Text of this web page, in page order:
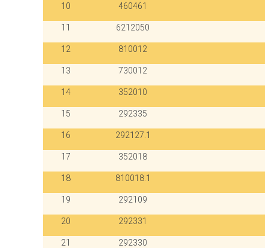
10 460461
11 6212050
12 810012
13 730012
14 352010
15 292335
16 292127.1
17 352018
18 810018.1
19 292109
20 292331
21 292330